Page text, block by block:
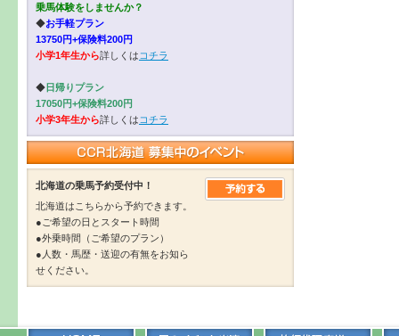
乗馬体験をしませんか？
◆お手軽プラン
13750円+保険料200円
小学1年生から詳しくは コチラ
◆日帰りプラン
17050円+保険料200円
小学3年生から詳しくは コチラ
北海道の乗馬予約受付中！
北海道はこちらから予約できます。
●ご希望の日とスタート時間
●外乗時間（ご希望のプラン）
●人数・馬歴・送迎の有無をお知ら
せください。